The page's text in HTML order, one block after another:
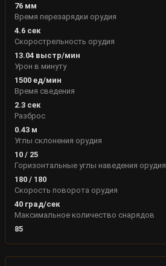
76мм
Время перезарядки орудия
4.6сек
Скорострельность орудия
13.04выстр/мин
Урон в минуту
1500ед/мин
Время сведения
2.3сек
Разброс
0.43м
Углы склонения орудия
10 / 25
Горизонтальные углы наведения орудия
180 / 180
Скорость поворота орудия
40град/сек
Максимальное количество снарядов
85